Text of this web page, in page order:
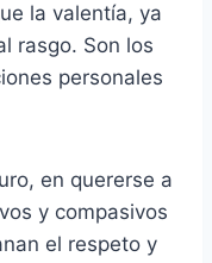
la valentía, ya
rasgo. Son los
personales
en quererse a
y compasivos
el respeto y